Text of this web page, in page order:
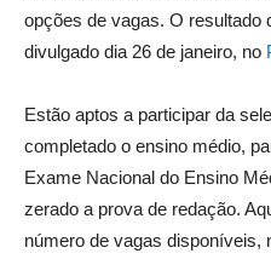
opções de vagas. O resultado
divulgado dia 26 de janeiro, no
Estão aptos a participar da
completado o ensino médio,
Exame Nacional do Ensino
zerado a prova de redação.
número de vagas disponíveis,